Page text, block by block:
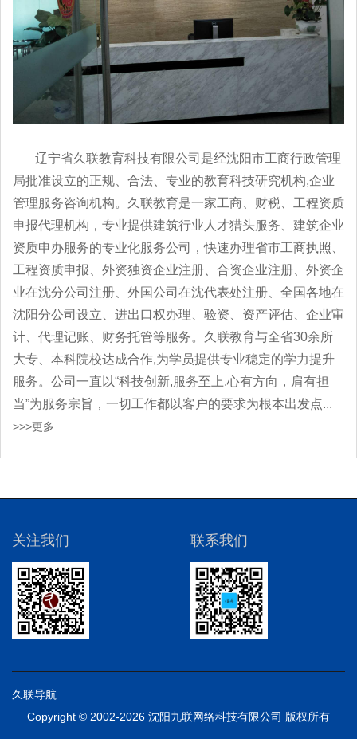
辽宁省久联教育科技有限公司是经沈阳市工商行政管理
局批准设立的正规、合法、专业的教育科技研究机构,企业
管理服务咨询机构。久联教育是一家工商、财税、工程资质
申报代理机构，专业提供建筑行业人才猎头服务、建筑企业
资质申办服务的专业化服务公司，快速办理省市工商执照、
工程资质申报、外资独资企业注册、合资企业注册、外资企
业在沈分公司注册、外国公司在沈代表处注册、全国各地在
沈阳分公司设立、进出口权办理、验资、资产评估、企业审
计、代理记账、财务托管等服务。久联教育与全省30余所
大专、本科院校达成合作,为学员提供专业稳定的学力提升
服务。公司一直以“科技创新,服务至上,心有方向，肩有担
当”为服务宗旨，一切工作都以客户的要求为根本出发点...
>>>更多
关注我们 联系我们
久联导航
Copyright © 2002-2026 沈阳九联网络科技有限公司 版权所有